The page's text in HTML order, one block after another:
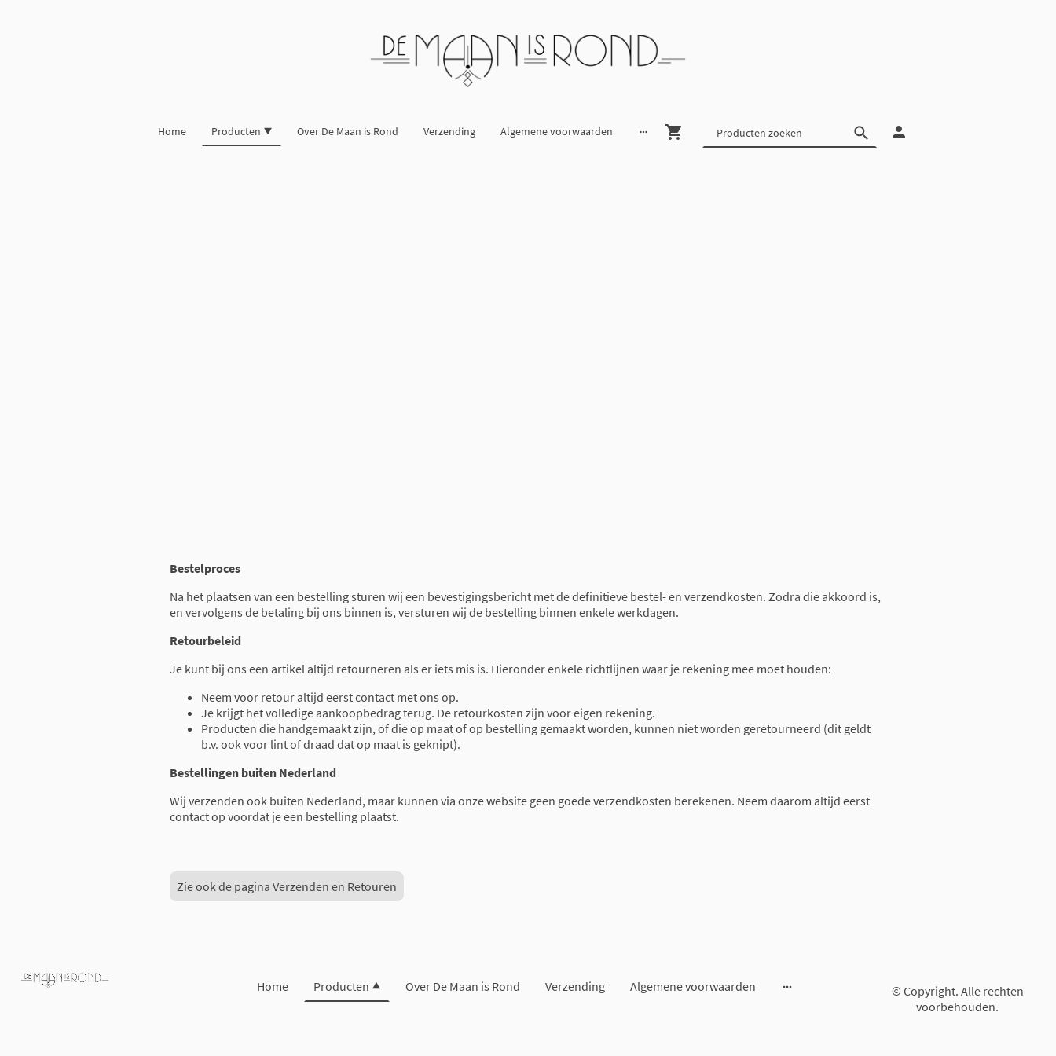
Home Producten Over De Maan is Rond Verzending Algemene voorwaarden
Bestelproces
Na het plaatsen van een bestelling sturen wij een bevestigingsbericht met de definitieve bestel- en verzendkosten. Zodra die akkoord is,
en vervolgens de betaling bij ons binnen is, versturen wij de bestelling binnen enkele werkdagen.
Retourbeleid
Je kunt bij ons een artikel altijd retourneren als er iets mis is. Hieronder enkele richtlijnen waar je rekening mee moet houden:
Neem voor retour altijd eerst contact met ons op.
Je krijgt het volledige aankoopbedrag terug. De retourkosten zijn voor eigen rekening.
Producten die handgemaakt zijn, of die op maat of op bestelling gemaakt worden, kunnen niet worden geretourneerd (dit geldt
b.v. ook voor lint of draad dat op maat is geknipt).
Bestellingen buiten Nederland
Wij verzenden ook buiten Nederland, maar kunnen via onze website geen goede verzendkosten berekenen. Neem daarom altijd eerst
contact op voordat je een bestelling plaatst.
Zie ook de pagina Verzenden en Retouren
Home Producten Over De Maan is Rond Verzending Algemene voorwaarden
© Copyright. Alle rechten
voorbehouden.